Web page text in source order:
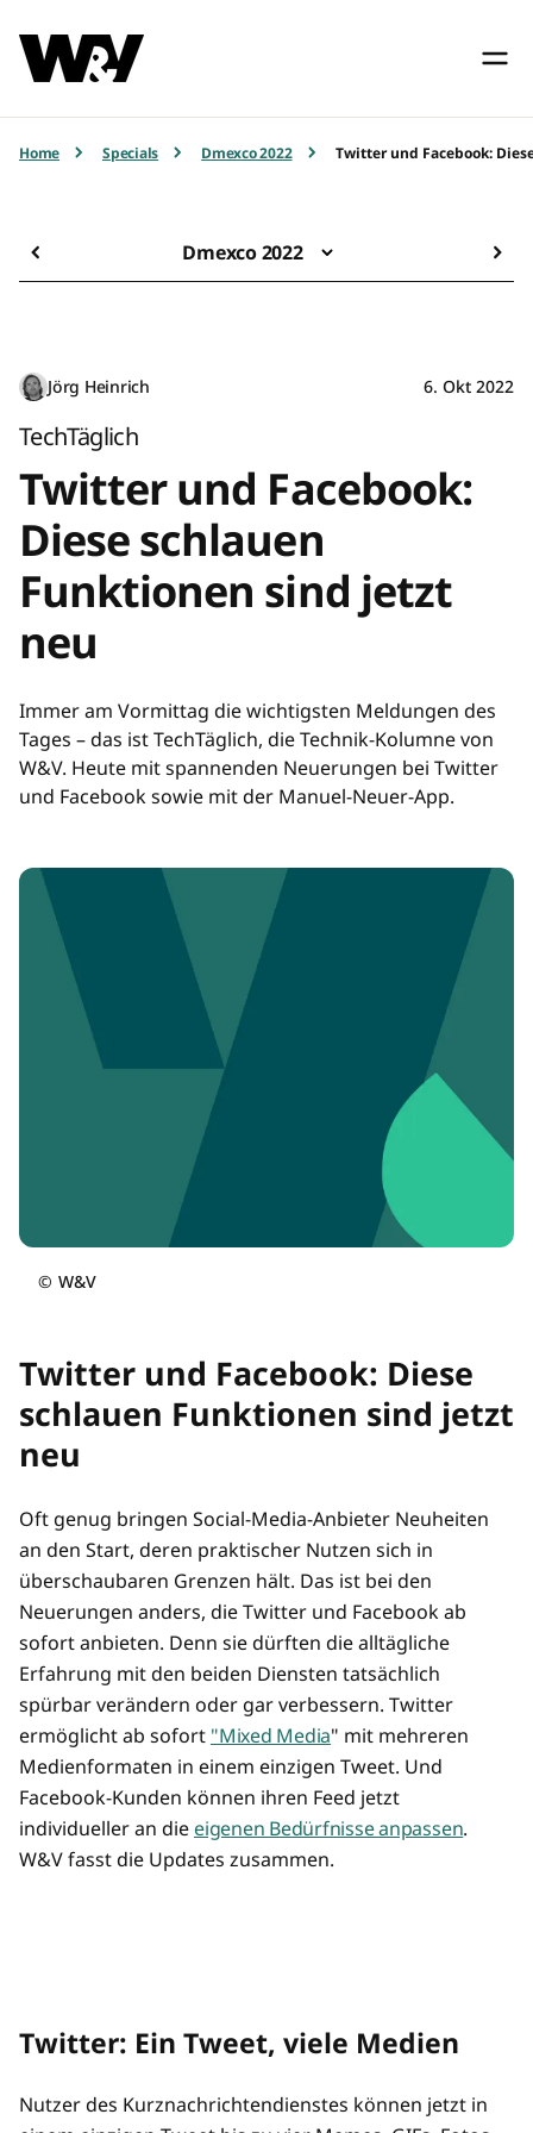
Home Specials Dmexco 2022 Twitter und Facebook:
Dmexco 2022
Jörg Heinrich 6. Okt 2022
TechTäglich
Twitter und Facebook:
Diese schlauen
Funktionen sind jetzt
neu
Immer am Vormittag die wichtigsten Meldungen des
Tages – das ist TechTäglich, die Technik-Kolumne von
W&V. Heute mit spannenden Neuerungen bei Twitter
und Facebook sowie mit der Manuel-Neuer-App.
© W&V
Twitter und Facebook: Diese
schlauen Funktionen sind jetzt
neu
Oft genug bringen Social-Media-Anbieter Neuheiten
an den Start, deren praktischer Nutzen sich in
überschaubaren Grenzen hält. Das ist bei den
Neuerungen anders, die Twitter und Facebook ab
sofort anbieten. Denn sie dürften die alltägliche
Erfahrung mit den beiden Diensten tatsächlich
spürbar verändern oder gar verbessern. Twitter
ermöglicht ab sofort "Mixed Media" mit mehreren
Medienformaten in einem einzigen Tweet. Und
Facebook-Kunden können ihren Feed jetzt
individueller an die eigenen Bedürfnisse anpassen.
W&V fasst die Updates zusammen.
Twitter: Ein Tweet, viele Medien
Nutzer des Kurznachrichtendienstes können jetzt in